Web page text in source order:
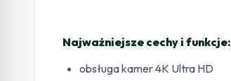
Najważniejsze cechy i funkcje:
obsługa kamer 4K Ultra HD